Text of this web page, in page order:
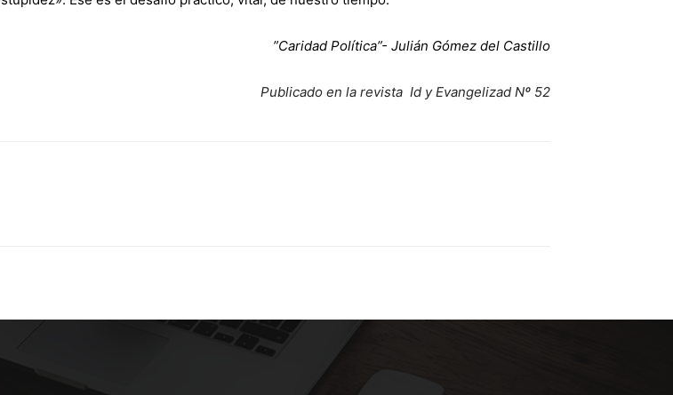
”Caridad Política”- Julián Gómez del Castillo
Publicado en la revista Id y Evangelizad Nº 52